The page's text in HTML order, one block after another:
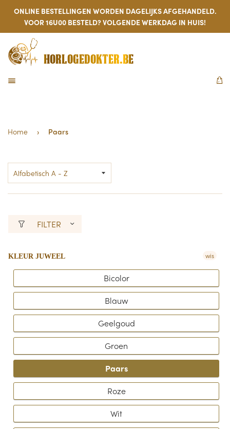
ONLINE BESTELLINGEN WORDEN DAGELIJKS AFGEHANDELD.
VOOR 16U00 BESTELD? VOLGENDE WERKDAG IN HUIS!
HORLOGEDOKTER.BE
Home › Paars
FILTER
KLEUR JUWEEL
Bicolor
Blauw
Geelgoud
Groen
Paars
Roze
Wit
wis